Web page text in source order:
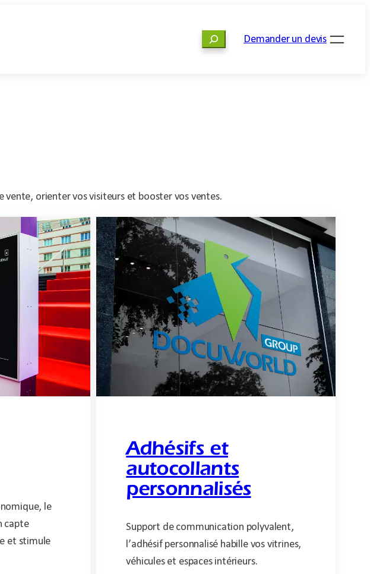
RechercherDemander un devis
vente, orienter vos visiteurs et booster vos ventes.
le
capte
et stimule
Adhésifs et
autocollants
personnalisés
Support de communication polyvalent,
l’adhésif personnalisé habille vos vitrines,
véhicules et espaces intérieurs.